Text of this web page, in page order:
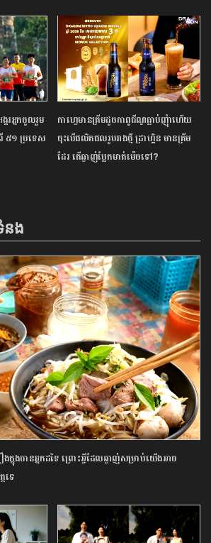
គរ​អ្នក​ចូលរួម​
៥១ ប្រទេស​
កាហ្វេមានគ្រីមដូចកាពូជីណូធ្លាប់ញុំាហើយ
ចុះបើផលិតផលរូបរាងថ្មី ដ្រាហ្គិន មានគ្រីម
ដែរ តើឆ្ងាញ់ប្លែកមាត់ម៉េចទៅ?
នង
ក្នុងចានអ្នកដទៃ ព្រោះអ្វីដែលឆ្ងាញ់សម្រាប់យើងអាច
ទេ